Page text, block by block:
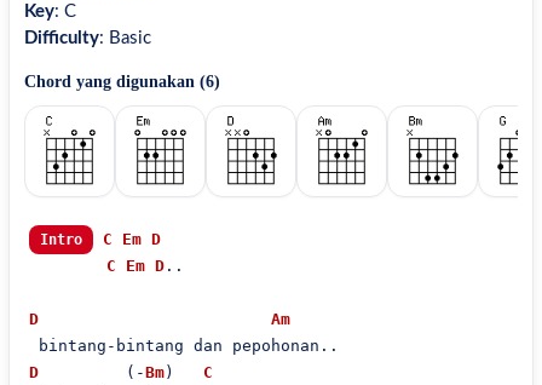
Key: C
Difficulty: Basic
Chord yang digunakan (6)
Intro C Em D
C
Em D..
D
Am
D
         (-
Bm) C